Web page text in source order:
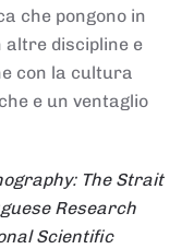
che pongono in
altre discipline e
con la cultura
e un ventaglio
The Strait
Research
Scientific